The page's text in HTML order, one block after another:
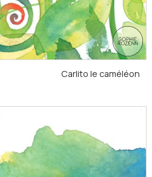
Carlito le caméléon